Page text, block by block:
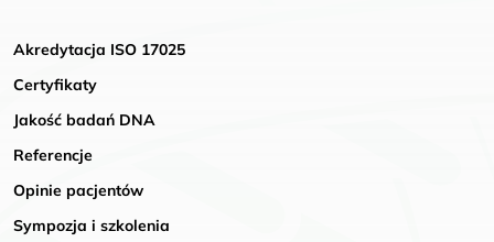
Akredytacja ISO 17025
Certyfikaty
Jakość badań DNA
Referencje
Opinie pacjentów
Sympozja i szkolenia